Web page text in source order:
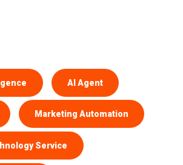
AI Agent
Marketing Automation
Service